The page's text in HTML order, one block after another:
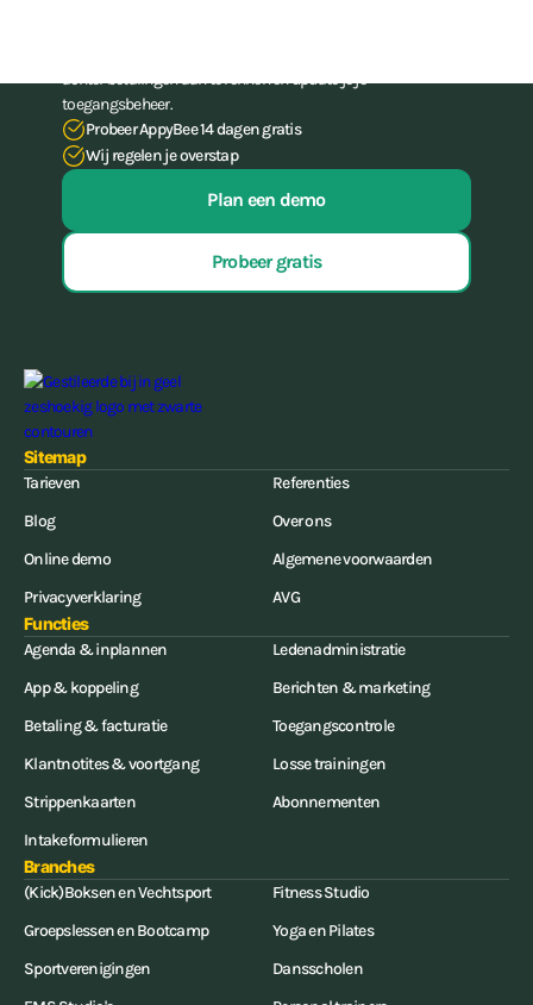
achter betalingen aan te rennen én update je je
toegangsbeheer.
Probeer AppyBee 14 dagen gratis
Wij regelen je overstap
Plan een demo
Probeer gratis
Sitemap
Tarieven
Referenties
Blog
Over ons
Online demo
Algemene voorwaarden
Privacyverklaring
AVG
Functies
Agenda & inplannen
Ledenadministratie
App & koppeling
Berichten & marketing
Betaling & facturatie
Toegangscontrole
Klantnotites & voortgang
Losse trainingen
Strippenkaarten
Abonnementen
Intakeformulieren
Branches
(Kick)Boksen en Vechtsport
Fitness Studio
Groepslessen en Bootcamp
Yoga en Pilates
Sportverenigingen
Dansscholen